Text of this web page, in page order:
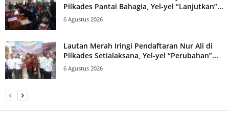
Pilkades Pantai Bahagia, Yel-yel “Lanjutkan”...
6 Agustus 2026
Lautan Merah Iringi Pendaftaran Nur Ali di
Pilkades Setialaksana, Yel-yel “Perubahan”...
6 Agustus 2026